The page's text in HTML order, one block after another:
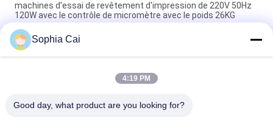
machines d'essai de revêtement d'impression de 220V 50Hz
120W avec le contrôle de micromètre avec le poids 26KG
580 * 480 * 480 millimètres 220 V, 50 machine d'essai de
résistance à l'abrasion d'hertz 25 W Washability pour la
surface de revêtement
entretien facile automatique de Proofer d'encre d'imprimerie
Sophia Cai
4:19 PM
Good day, what product are you looking for?